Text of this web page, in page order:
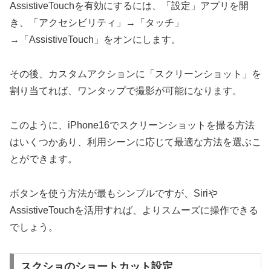
AssistiveTouchを有効にするには、「設定」アプリを開
き、「アクセシビリティ」→「タッチ」
→「AssistiveTouch」をオンにします。
その後、カスタムアクションに「スクリーンショット」を
割り当てれば、ワンタップで撮影が可能になります。
このように、iPhone16でスクリーンショットを撮る方法
はいくつかあり、利用シーンに応じて最適な方法を選ぶこ
とができます。
ボタンを使う方法が最もシンプルですが、Siriや
AssistiveTouchを活用すれば、よりスムーズに操作できる
でしょう。